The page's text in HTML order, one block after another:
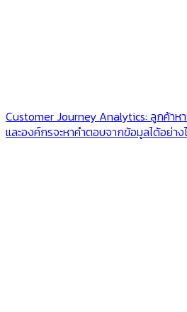
Customer Journey Analytics: ลูกค้าห
และองค์กรจะหาคำตอบจากข้อมูลได้อย่าง